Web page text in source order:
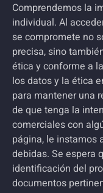
Comprendemos la
individual. Al
se compromete no
precisa, sino
ética y conforme a
los datos y la ética
para mantener una
de que tenga la
comerciales con
página, le instamos
debidas. Se espera
identificación del
documentos